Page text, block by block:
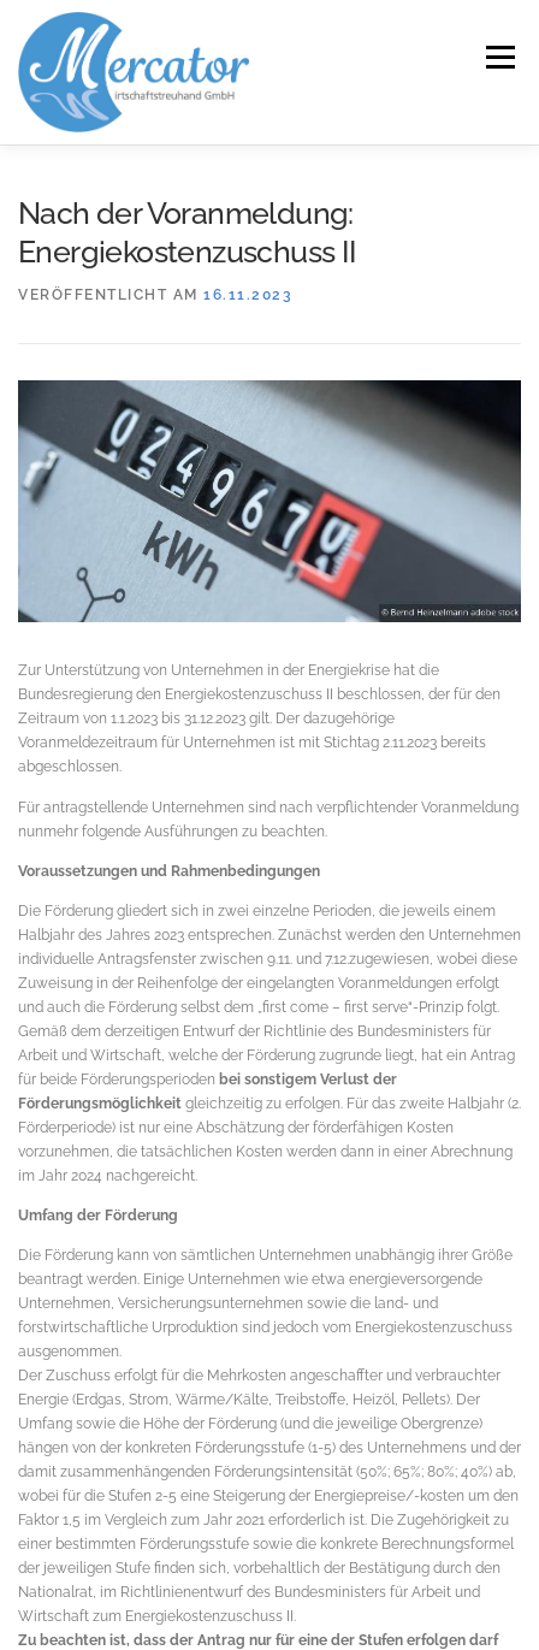
Inhalt
springen
Menü
SERVICE KANZLEI KARRIERE
Nach der Voranmeldung:
Energiekostenzuschuss II
VERÖFFENTLICHT AM 16.11.2023
Zur Unterstützung von Unternehmen in der Energiekrise hat die
Bundesregierung den Energiekostenzuschuss II beschlossen, der für den
Zeitraum von 1.1.2023 bis 31.12.2023 gilt. Der dazugehörige
Voranmeldezeitraum für Unternehmen ist mit Stichtag 2.11.2023 bereits
abgeschlossen.
Für antragstellende Unternehmen sind nach verpflichtender Voranmeldung
nunmehr folgende Ausführungen zu beachten.
Voraussetzungen und Rahmenbedingungen
Die Förderung gliedert sich in zwei einzelne Perioden, die jeweils einem
Halbjahr des Jahres 2023 entsprechen. Zunächst werden den Unternehmen
individuelle Antragsfenster zwischen 9.11. und 7.12.zugewiesen, wobei diese
Zuweisung in der Reihenfolge der eingelangten Voranmeldungen erfolgt
und auch die Förderung selbst dem „first come – first serve“-Prinzip folgt.
Gemäß dem derzeitigen Entwurf der Richtlinie des Bundesministers für
Arbeit und Wirtschaft, welche der Förderung zugrunde liegt, hat ein Antrag
für beide Förderungsperioden bei sonstigem Verlust der
Förderungsmöglichkeit gleichzeitig zu erfolgen. Für das zweite Halbjahr (2.
Förderperiode) ist nur eine Abschätzung der förderfähigen Kosten
vorzunehmen, die tatsächlichen Kosten werden dann in einer Abrechnung
im Jahr 2024 nachgereicht.
Umfang der Förderung
Die Förderung kann von sämtlichen Unternehmen unabhängig ihrer Größe
beantragt werden. Einige Unternehmen wie etwa energieversorgende
Unternehmen, Versicherungsunternehmen sowie die land- und
forstwirtschaftliche Urproduktion sind jedoch vom Energiekostenzuschuss
ausgenommen.
Der Zuschuss erfolgt für die Mehrkosten angeschaffter und verbrauchter
Energie (Erdgas, Strom, Wärme/Kälte, Treibstoffe, Heizöl, Pellets). Der
Umfang sowie die Höhe der Förderung (und die jeweilige Obergrenze)
hängen von der konkreten Förderungsstufe (1-5) des Unternehmens und der
damit zusammenhängenden Förderungsintensität (50%; 65%; 80%; 40%) ab,
wobei für die Stufen 2-5 eine Steigerung der Energiepreise/-kosten um den
Faktor 1,5 im Vergleich zum Jahr 2021 erforderlich ist. Die Zugehörigkeit zu
einer bestimmten Förderungsstufe sowie die konkrete Berechnungsformel
der jeweiligen Stufe finden sich, vorbehaltlich der Bestätigung durch den
Nationalrat, im Richtlinienentwurf des Bundesministers für Arbeit und
Wirtschaft zum Energiekostenzuschuss II.
Zu beachten ist, dass der Antrag nur für eine der Stufen erfolgen darf